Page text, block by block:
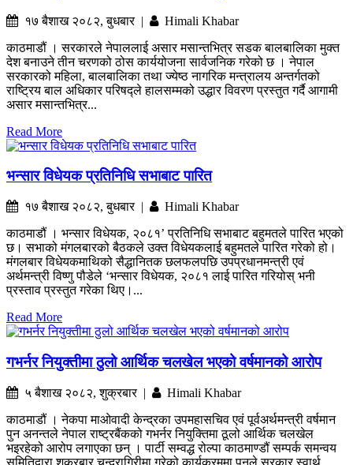
१७ बैशाख २०८२, बुधबार |
Himali Khabar
काठमाडौं । सरकारले नेपाललाई असार मसान्तभित्र सडक बालबालिका मुक्त
देश बनाउने तीन चरणको ठोस कार्ययोजना सार्वजनिक गरेको छ । नेपाल
सरकारको महिला, बालबालिका तथा ज्येष्ठ नागरिक मन्त्रालय अन्तर्गतको
राष्ट्रिय बाल अधिकार परिषद्ले हालसम्मको उद्धार विवरण प्रस्तुत गर्दै आगामी
असार मसान्तभित्र...
Read More
भन्सार विधेयक प्रतिनिधि सभाबाट पारित
१७ बैशाख २०८२, बुधबार |
Himali Khabar
काठमाडौं । भन्सार विधेयक, २०८१’ प्रतिनिधि सभाबाट बहुमतले पारित भएको
छ। सभाको मंगलबारको बैठकले उक्त विधेयकलाई बहुमतले पारित गरेको हो।
मंगलबार विधेयकमाथिको सैद्धानितक छलफलपछि उपप्रधानमन्त्री एवं
अर्थमन्त्री विष्णु पौडेले ‘भन्सार विधेयक, २०८१ लाई पारित गरियोस् भनी
प्रस्ताव प्रस्तुत गरेका थिए।...
Read More
गभर्नर नियुक्तीमा ठुलो आर्थिक चलखेल भएको वर्षमानको आरोप
५ बैशाख २०८२, शुक्रबार |
Himali Khabar
काठमाडौं । नेकपा माओवादी केन्द्रका उपमहासचिव एवं पूर्वअर्थमन्त्री वर्षमान
पुन अनन्तले नेपाल राष्ट्रबैंकको गभर्नर नियुक्तिमा ठूलो आर्थिक चलखेल
भइरहेको आरोप लगाएका छन् । पार्टी सम्वद्ध रोल्पा काठमाण्डौं सम्पर्क समन्वय
समितिद्वारा शुक्रबार चन्द्रागिरीमा गरेको कार्यक्रममा पुनले सरकार स्वार्थ